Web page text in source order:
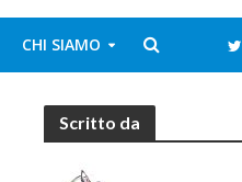
CHI SIAMO
Scritto da